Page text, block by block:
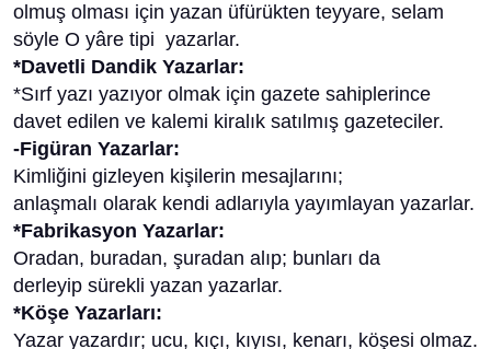
olmuş olması için yazan üfürükten teyyare, selam
söyle O yâre tipi yazarlar.
*Davetli Dandik Yazarlar:
*Sırf yazı yazıyor olmak için gazete sahiplerince
davet edilen ve kalemi kiralık satılmış gazeteciler.
-Figüran Yazarlar:
Kimliğini gizleyen kişilerin mesajlarını;
anlaşmalı olarak kendi adlarıyla yayımlayan yazarlar.
*Fabrikasyon Yazarlar:
Oradan, buradan, şuradan alıp; bunları da
derleyip sürekli yazan yazarlar.
*Köşe Yazarları:
Yazar yazardır; ucu, kıçı, kıyısı, kenarı, köşesi olmaz.